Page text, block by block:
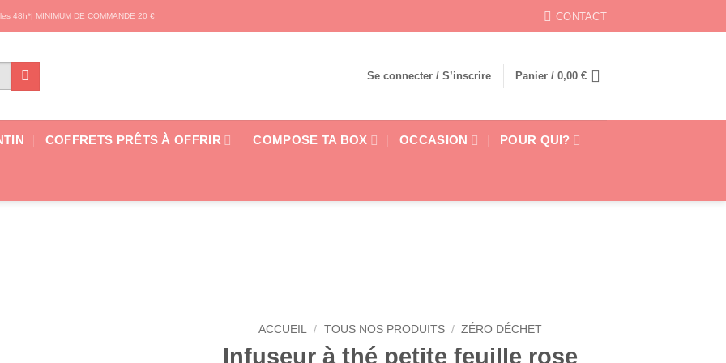
48h*| MINIMUM DE COMMANDE 20 € CONTACT
Se connecter / S’inscrire Panier / 0,00 €
COFFRETS PRÊTS À OFFRIR COMPOSE TA BOX OCCASION POUR QUI?
ACCUEIL / TOUS NOS PRODUITS / ZÉRO DÉCHET
Infuseur à thé petite feuille rose